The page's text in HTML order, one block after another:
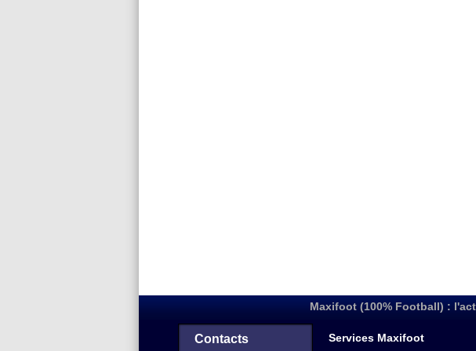
Maxifoot (100% Football) :
Contacts Services Maxifoot